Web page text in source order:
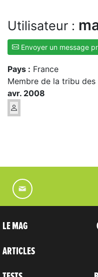
Utilisateur :
Envoyer un message
Pays : France
Membre de la tribu
avr. 2008
LE MAG
ARTICLES